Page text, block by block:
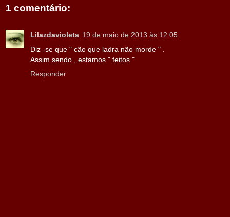
1 comentário:
Lilazdavioleta 19 de maio de 2013 às 12:05
Diz -se que " cão que ladra não morde " .
Assim sendo , estamos " feitos "
Responder